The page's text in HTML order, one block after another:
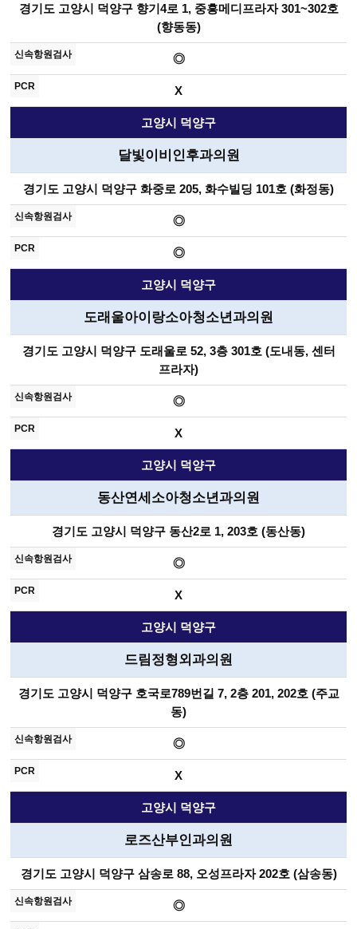
경기도 고양시 덕양구 향기4로 1, 중흥메디프라자 301~302호
(향동동)
◎
X
고양시 덕양구
달빛이비인후과의원
경기도 고양시 덕양구 화중로 205, 화수빌딩 101호 (화정동)
◎
◎
고양시 덕양구
도래울아이랑소아청소년과의원
경기도 고양시 덕양구 도래울로 52, 3층 301호 (도내동, 센터
프라자)
◎
X
고양시 덕양구
동산연세소아청소년과의원
경기도 고양시 덕양구 동산2로 1, 203호 (동산동)
◎
X
고양시 덕양구
드림정형외과의원
경기도 고양시 덕양구 호국로789번길 7, 2층 201, 202호 (주교
동)
◎
X
고양시 덕양구
로즈산부인과의원
경기도 고양시 덕양구 삼송로 88, 오성프라자 202호 (삼송동)
◎